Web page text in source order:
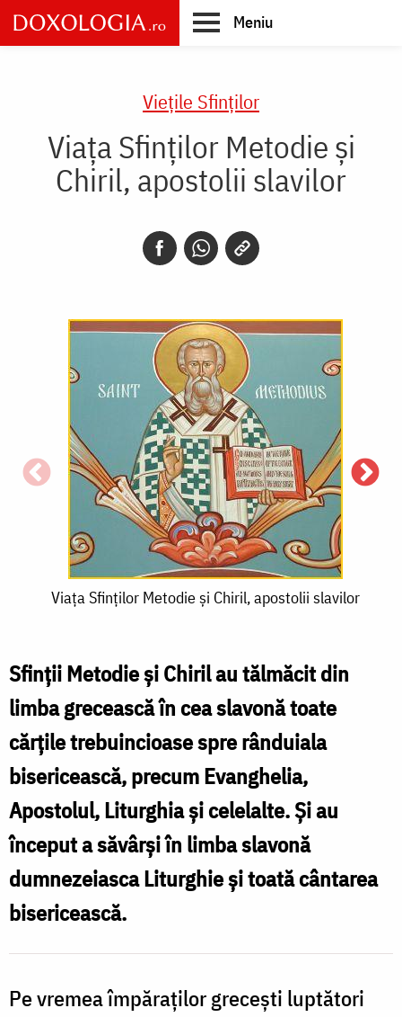
Skip
to
main
Meniu
Vieţile Sfinţilor
Viața Sfinților Metodie și
Chiril, apostolii slavilor
Viața
Metodie
și
Chiril,
apostolii
slavilor
Viața Sfinților Metodie și Chiril, apostolii slavilor
Sfinții Metodie și Chiril au tălmăcit din
limba grecească în cea slavonă toate
cărțile trebuincioase spre rânduiala
bisericească, precum Evanghelia,
Apostolul, Liturghia și celelalte. Și au
început a săvârși în limba slavonă
dumnezeiasca Liturghie și toată cântarea
bisericească.
Pe vremea împăraților grecești luptători